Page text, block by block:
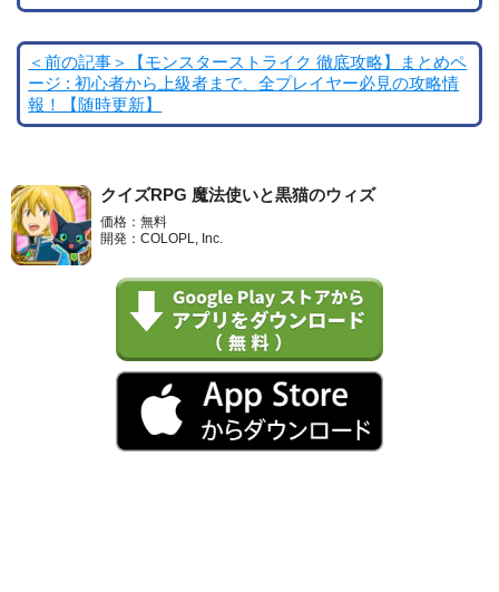
＜前の記事＞【モンスターストライク 徹底攻略】まとめペ
ージ : 初心者から上級者まで、全プレイヤー必見の攻略情
報！【随時更新】
クイズRPG 魔法使いと黒猫のウィズ
価格：無料
開発：COLOPL, Inc.